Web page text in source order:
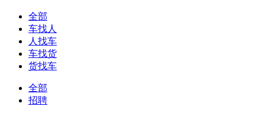
全部
车找人
人找车
车找货
货找车
全部
招聘